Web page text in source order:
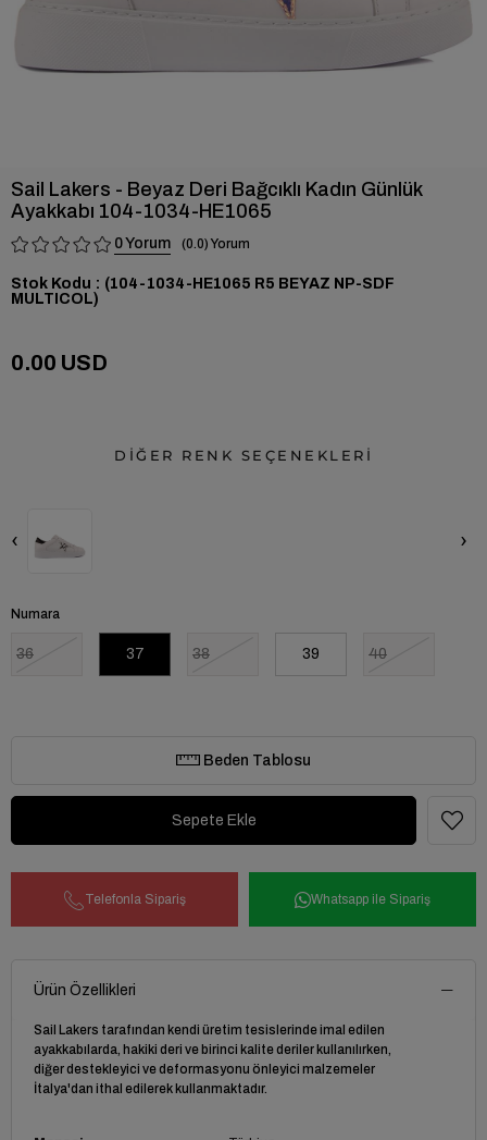
Sail Lakers - Beyaz Deri Bağcıklı Kadın Günlük
Ayakkabı 104-1034-HE1065
0 0.0
Stok Kodu
(104-1034-HE1065 R5 BEYAZ NP-SDF
MULTICOL)
0.00 USD
DİĞER RENK SEÇENEKLERİ
‹ ›
Numara
36 37 38 39 40
Beden Tablosu
Telefonla Sipariş Whatsapp ile Sipariş
Ürün Özellikleri
Sail Lakers tarafından kendi üretim tesislerinde imal edilen
ayakkabılarda, hakiki deri ve birinci kalite deriler kullanılırken,
diğer destekleyici ve deformasyonu önleyici malzemeler
İtalya'dan ithal edilerek kullanmaktadır.